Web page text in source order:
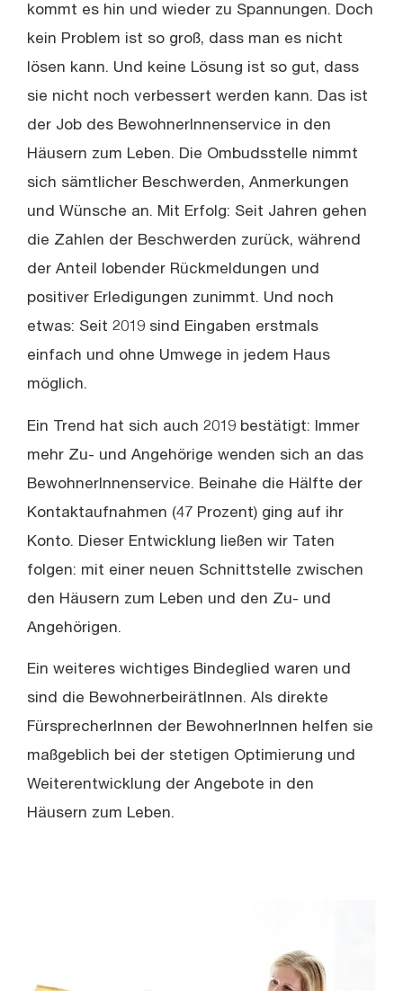
kommt es hin und wieder zu Spannungen. Doch
kein Problem ist so groß, dass man es nicht
lösen kann. Und keine Lösung ist so gut, dass
sie nicht noch verbessert werden kann. Das ist
der Job des BewohnerInnenservice in den
Häusern zum Leben. Die Ombudsstelle nimmt
sich sämtlicher Beschwerden, Anmerkungen
und Wünsche an. Mit Erfolg: Seit Jahren gehen
die Zahlen der Beschwerden zurück, während
der Anteil lobender Rückmeldungen und
positiver Erledigungen zunimmt. Und noch
etwas: Seit 2019 sind Eingaben erstmals
einfach und ohne Umwege in jedem Haus
möglich.
Ein Trend hat sich auch 2019 bestätigt: Immer
mehr Zu- und Angehörige wenden sich an das
BewohnerInnenservice. Beinahe die Hälfte der
Kontaktaufnahmen (47 Prozent) ging auf ihr
Konto. Dieser Entwicklung ließen wir Taten
folgen: mit einer neuen Schnittstelle zwischen
den Häusern zum Leben und den Zu- und
Angehörigen.
Ein weiteres wichtiges Bindeglied waren und
sind die BewohnerbeirätInnen. Als direkte
FürsprecherInnen der BewohnerInnen helfen sie
maßgeblich bei der stetigen Optimierung und
Weiterentwicklung der Angebote in den
Häusern zum Leben.